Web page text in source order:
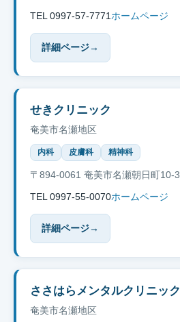
TEL 0997-57-7771ホームページ
詳細ページ→
せきクリニック
奄美市名瀬地区
内科 皮膚科 精神科
〒894-0061 奄美市名瀬朝日町10-3
TEL 0997-55-0070ホームページ
詳細ページ→
ささはらメンタルクリニック
奄美市名瀬地区